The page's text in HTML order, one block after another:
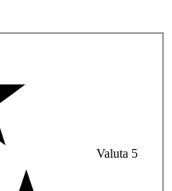
Valuta 5